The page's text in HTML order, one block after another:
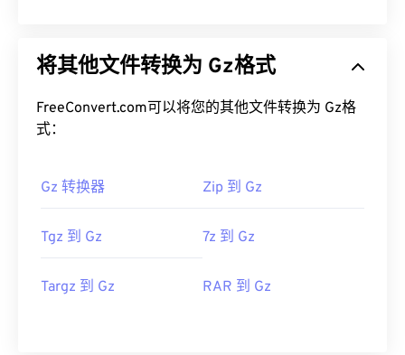
将其他文件转换为 Gz格式
FreeConvert.com可以将您的其他文件转换为 Gz格
式：
Gz 转换器 Zip 到 Gz
Tgz 到 Gz 7z 到 Gz
Targz 到 Gz RAR 到 Gz